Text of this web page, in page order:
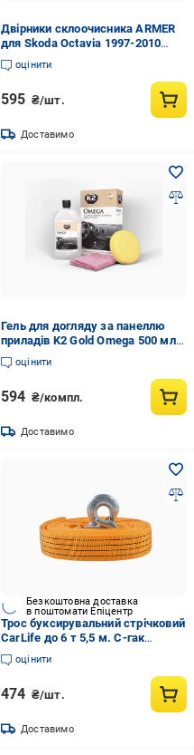
Двірники склоочисника ARMER
для Skoda Octavia 1997-2010
Tour року гібридні щітки 530/480
мм (74411661)
оцінити
595 ₴/шт.
Доставимо
Гель для догляду за панеллю
приладів K2 Gold Omega 500 мл
із аплікатором та мікрофіброю
(K20616)
оцінити
594 ₴/компл.
Доставимо
Безкоштовна доставка
в поштомати Епіцентр
Трос буксирувальний стрічковий
CarLife до 6 т 5,5 м. С-гак
Помаранчевий (TR704/P)
оцінити
474 ₴/шт.
Доставимо